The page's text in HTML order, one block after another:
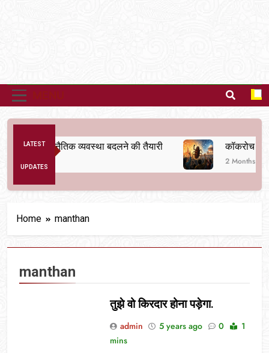
LATEST
UPDATES
से अनैतिक व्यवस्था बदलने की तैयारी कॉकरोच से
2 Months Ago
Home manthan
manthan
तुझे वो किरदार होना पड़ेगा.
admin 5 years ago 0
1
mins